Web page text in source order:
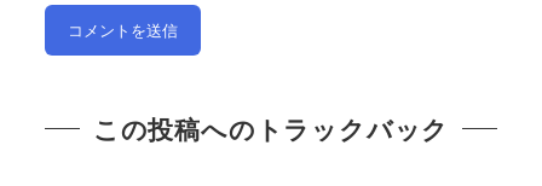
この投稿へのトラックバック